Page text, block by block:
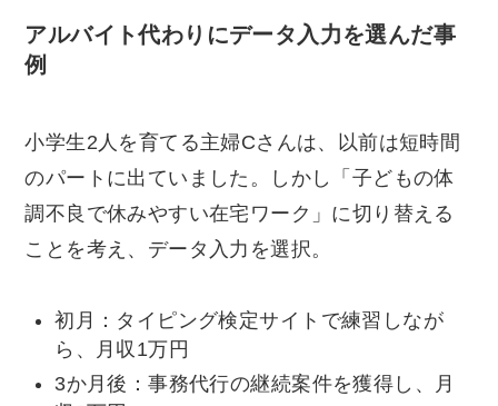
アルバイト代わりにデータ入力を選んだ事
例
小学生2人を育てる主婦Cさんは、以前は短時間
のパートに出ていました。しかし「子どもの体
調不良で休みやすい在宅ワーク」に切り替える
ことを考え、データ入力を選択。
初月：タイピング検定サイトで練習しなが
ら、月収1万円
3か月後：事務代行の継続案件を獲得し、月